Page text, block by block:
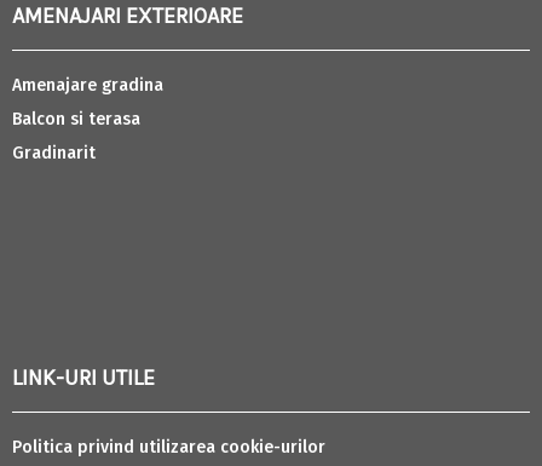
AMENAJARI EXTERIOARE
Amenajare gradina
Balcon si terasa
Gradinarit
LINK-URI UTILE
Politica privind utilizarea cookie-urilor